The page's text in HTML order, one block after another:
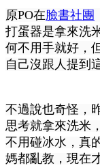
原PO在臉書社團
打蛋器是拿來洗
何不用手就好，
自己沒跟人提到
不過說也奇怪，
思考就拿來洗米
不用碰冰水，真
媽都亂教，現在